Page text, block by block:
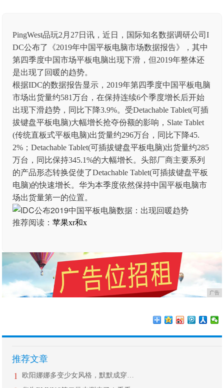
PingWest品玩2月27日讯，近日，国际知名数据调研公司I
DC公布了《2019年中国平板电脑市场数据报告》，其中
第四季度中国市场平板电脑出现下滑，但2019年整体还
是出现了回暖的趋势。
根据IDC的数据报告显示，2019年第四季度中国平板电脑
市场出货量约581万台，在保持连续6个季度增长后开始
出现下滑趋势，同比下降3.9%。受Detachable Tablet(可插
拔键盘平板电脑)大幅增长抢夺份额的影响，Slate Tablet
(传统直板式平板电脑)出货量约296万台，同比下降45.
2%；Detachable Tablet(可插拔键盘平板电脑)出货量约285
万台，同比保持345.1%的大幅增长。头部厂商主要系列
的产品形态转换促使了Detachable Tablet(可插拔键盘平板
电脑)的快速增长。华为本季度依然保持中国平板电脑市
场出货量第一的位置。
推荐阅读：苹果xr和x
广告
推荐文章
1 欧阳娜娜多变少女风格，默默成穿衣C位